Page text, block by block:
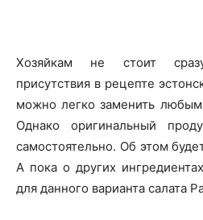
Хозяйкам не стоит
присутствия в рецепте
можно легко заменить
Однако оригинальный
самостоятельно. Об этом
А пока о других
для данного варианта салата